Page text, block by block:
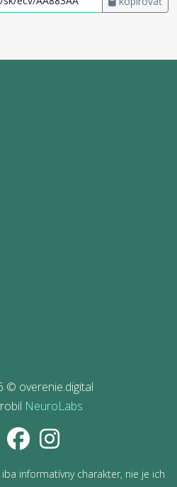
© overenie.digital
NeuroLabs
informatívny charakter, nie je ich